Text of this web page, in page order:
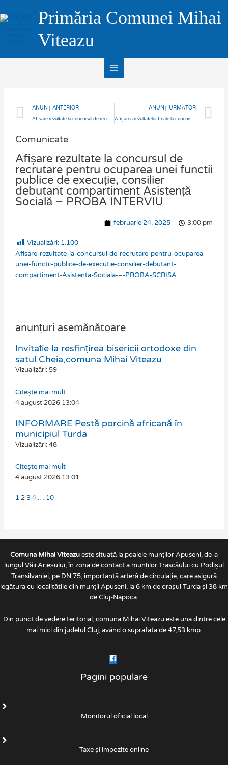
to
Primăria Comunei Mihai
Viteazu
Menu
Prev
ANUNȚ ANTERIOR
Afișare rezultate la concursul de recrutare pentru ocuparea unei functii publice de execuție, consilier debutant compartiment Asistență Socială – PROBA SCRISĂ
ANUNȚ URMĂTOR
Afișarea rezultatelor finale la concursul de recrutare pentru ocuparea unui post pe funcție publică de execuție, consilier debutant, compartiment Asistență Socială
Comunicate
Afișare rezultate la concursul de
recrutare pentru ocuparea unei functii
publice de execuție, consilier
debutant compartiment Asistență
Socială – PROBA INTERVIU
februarie 24, 2025 3:00 pm
Vizualizări: 1.100
Afisare-rezultate-la-concursul-de-recrutare-pentru-ocuparea-
unei-functii-publice-de-executie-consilier-debutant-
compartiment-Asistenta-Sociala-–-PROBA-SCRISA
anunțuri asemănătoare
Invitație la resfințirea bisericii ortodoxe din
satul Cheia,comuna Mihai Viteazu
Vizualizări: 59
Citește mai mult
4 august 2026 13:04
INFORMARE Pestă porcină africană în
municipiul Turda
Vizualizări: 48
Citește mai mult
4 august 2026 13:01
Page
1
Page
2
Page
3
Page
4 …
Page
10
Comuna Mihai Viteazueste situată la poalele munților Apuseni, de-a
lungul Văii Arieșului, în zona de contact a munților Trascăului cu Podișul
Transilvaniei, pe DN 75, importantă arteră de circulație, care asigură
legătura cu localitătile din munții Apuseni, la 6 km de orașul Turda și 38 km
de Cluj-Napoca.
Din punct de vedere teritorial, comuna Mihai Viteazu este una dintre cele
mai mici din județul Cluj, având o suprafata de 47,53 kmp.
Pagini populare
Monitorul oficial local
Taxe și impozite online